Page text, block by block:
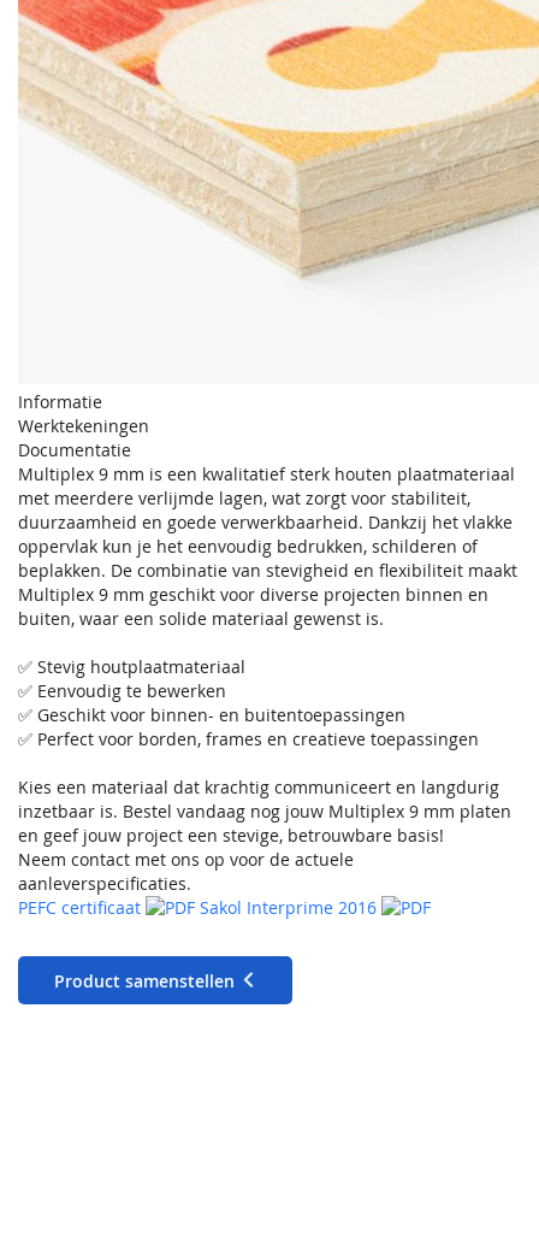
Informatie
Werktekeningen
Documentatie
Multiplex 9 mm is een kwalitatief sterk houten plaatmateriaal
met meerdere verlijmde lagen, wat zorgt voor stabiliteit,
duurzaamheid en goede verwerkbaarheid. Dankzij het vlakke
oppervlak kun je het eenvoudig bedrukken, schilderen of
beplakken. De combinatie van stevigheid en flexibiliteit maakt
Multiplex 9 mm geschikt voor diverse projecten binnen en
buiten, waar een solide materiaal gewenst is.
✅ Stevig houtplaatmateriaal
✅ Eenvoudig te bewerken
✅ Geschikt voor binnen- en buitentoepassingen
✅ Perfect voor borden, frames en creatieve toepassingen
Kies een materiaal dat krachtig communiceert en langdurig
inzetbaar is. Bestel vandaag nog jouw Multiplex 9 mm platen
en geef jouw project een stevige, betrouwbare basis!
Neem contact met ons op voor de actuele
aanleverspecificaties.
PEFC certificaat
Sakol Interprime 2016
Product samenstellen